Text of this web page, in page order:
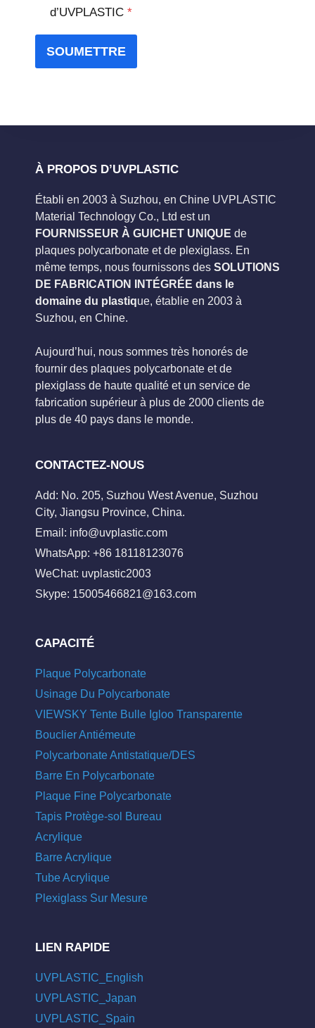
d’UVPLASTIC *
SOUMETTRE
À PROPOS D’UVPLASTIC
Établi en 2003 à Suzhou, en Chine UVPLASTIC
Material Technology Co., Ltd est un
FOURNISSEUR À GUICHET UNIQUE de
plaques polycarbonate et de plexiglass. En
même temps, nous fournissons des SOLUTIONS
DE FABRICATION INTÉGRÉE dans le
domaine du plastique, établie en 2003 à
Suzhou, en Chine.
Aujourd’hui, nous sommes très honorés de
fournir des plaques polycarbonate et de
plexiglass de haute qualité et un service de
fabrication supérieur à plus de 2000 clients de
plus de 40 pays dans le monde.
CONTACTEZ-NOUS
Add: No. 205, Suzhou West Avenue, Suzhou
City, Jiangsu Province, China.
Email: info@uvplastic.com
WhatsApp: +86 18118123076
WeChat: uvplastic2003
Skype: 15005466821@163.com
CAPACITÉ
Plaque Polycarbonate
Usinage Du Polycarbonate
VIEWSKY Tente Bulle Igloo Transparente
Bouclier Antiémeute
Polycarbonate Antistatique/DES
Barre En Polycarbonate
Plaque Fine Polycarbonate
Tapis Protège-sol Bureau
Acrylique
Barre Acrylique
Tube Acrylique
Plexiglass Sur Mesure
LIEN RAPIDE
UVPLASTIC_English
UVPLASTIC_Japan
UVPLASTIC_Spain